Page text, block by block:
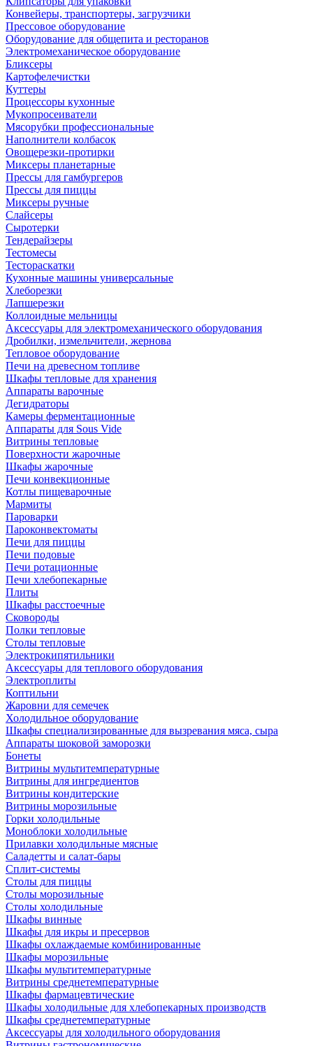
Конвейеры, транспортеры, загрузчики
Прессовое оборудование
Оборудование для общепита и ресторанов
Электромеханическое оборудование
Бликсеры
Картофелечистки
Куттеры
Процессоры кухонные
Мукопросеиватели
Мясорубки профессиональные
Наполнители колбасок
Овощерезки-протирки
Миксеры планетарные
Прессы для гамбургеров
Прессы для пиццы
Миксеры ручные
Слайсеры
Сыротерки
Тендерайзеры
Тестомесы
Тестораскатки
Кухонные машины универсальные
Хлеборезки
Лапшерезки
Коллоидные мельницы
Аксессуары для электромеханического оборудования
Дробилки, измельчители, жернова
Тепловое оборудование
Печи на древесном топливе
Шкафы тепловые для хранения
Аппараты варочные
Дегидраторы
Камеры ферментационные
Аппараты для Sous Vide
Витрины тепловые
Поверхности жарочные
Шкафы жарочные
Печи конвекционные
Котлы пищеварочные
Мармиты
Пароварки
Пароконвектоматы
Печи для пиццы
Печи подовые
Печи ротационные
Печи хлебопекарные
Плиты
Шкафы расстоечные
Сковороды
Полки тепловые
Столы тепловые
Электрокипятильники
Аксессуары для теплового оборудования
Электроплиты
Коптильни
Жаровни для семечек
Холодильное оборудование
Шкафы специализированные для вызревания мяса, сыра
Аппараты шоковой заморозки
Бонеты
Витрины мультитемпературные
Витрины для ингредиентов
Витрины кондитерские
Витрины морозильные
Горки холодильные
Моноблоки холодильные
Прилавки холодильные мясные
Саладетты и салат-бары
Сплит-системы
Столы для пиццы
Столы морозильные
Столы холодильные
Шкафы винные
Шкафы для икры и пресервов
Шкафы охлаждаемые комбинированные
Шкафы морозильные
Шкафы мультитемпературные
Витрины среднетемпературные
Шкафы фармацевтические
Шкафы холодильные для хлебопекарных производств
Шкафы среднетемпературные
Аксессуары для холодильного оборудования